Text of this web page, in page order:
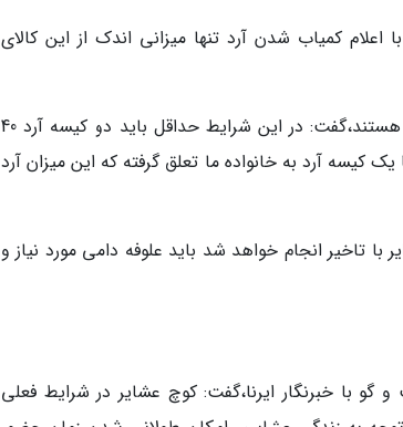
کمیاب شدن آرد تنها میزانی اندک از این کالای
داستانی با بیان اینکه خانواده او 10 نفره و دو نفر از آنها نیز معلول هستند،گفت: در این شرایط حداقل باید دو کیسه آرد 40
کیسه آرد به خانواده ما تعلق گرفته که این میزان آرد
تاخیر انجام خواهد شد باید علوفه دامی مورد نیاز و
با خبرنگار ایرنا،گفت: کوچ عشایر در شرایط فعلی